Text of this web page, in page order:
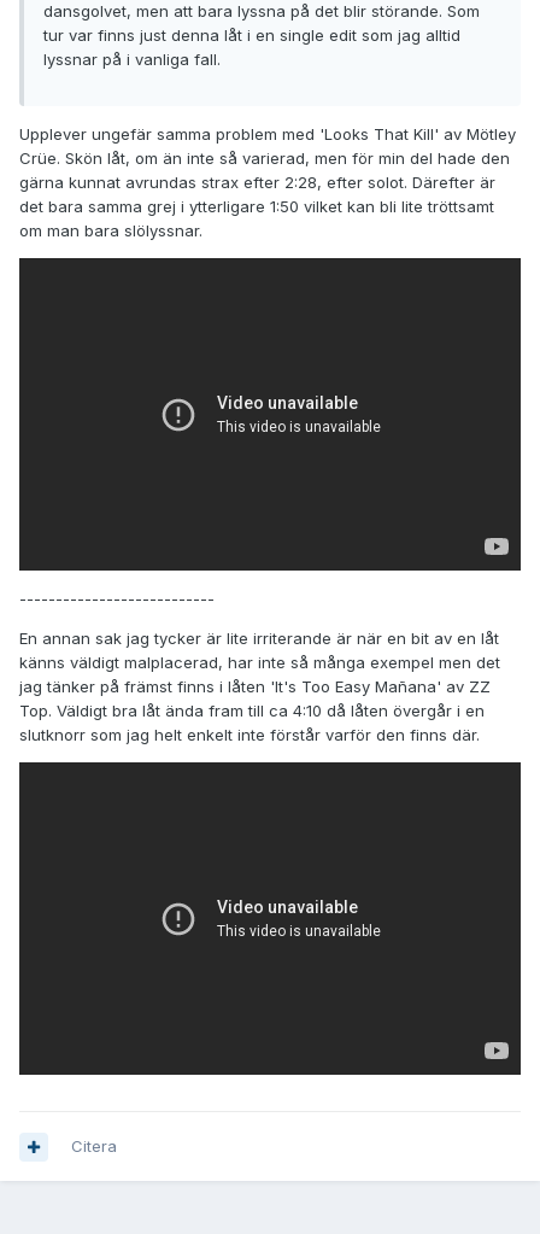
dansgolvet, men att bara lyssna på det blir störande. Som
tur var finns just denna låt i en single edit som jag alltid
lyssnar på i vanliga fall.
Upplever ungefär samma problem med 'Looks That Kill' av Mötley
Crüe. Skön låt, om än inte så varierad, men för min del hade den
gärna kunnat avrundas strax efter 2:28, efter solot. Därefter är
det bara samma grej i ytterligare 1:50 vilket kan bli lite tröttsamt
om man bara slölyssnar.
---------------------------
En annan sak jag tycker är lite irriterande är när en bit av en låt
känns väldigt malplacerad, har inte så många exempel men det
jag tänker på främst finns i låten 'It's Too Easy Mañana' av ZZ
Top. Väldigt bra låt ända fram till ca 4:10 då låten övergår i en
slutknorr som jag helt enkelt inte förstår varför den finns där.
Citera